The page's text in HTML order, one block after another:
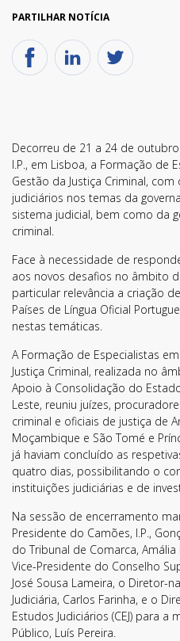
PARTILHAR NOTÍCIA
Decorreu de 21 a 24 de
I.P., em Lisboa, a Formação de
Gestão da Justiça Criminal,
judiciários nos temas da
sistema judicial, bem como da
criminal.
Face à necessidade de
aos novos desafios no âmbito
particular relevância a criação
Países de Língua Oficial
nestas temáticas.
A Formação de Especialistas
Justiça Criminal, realizada no
Apoio à Consolidação do
Leste, reuniu juízes,
criminal e oficiais de justiça de
Moçambique e São Tomé e
já haviam concluído as
quatro dias, possibilitando o
instituições judiciárias e de
Na sessão de encerramento
Presidente do Camões, I.P.,
do Tribunal de Comarca,
Vice-Presidente do Conselho
José Sousa Lameira, o Diretor-
Judiciária, Carlos Farinha, e o
Estudos Judiciários (CEJ) para
Público, Luís Pereira.